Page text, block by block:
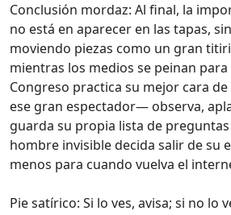
Conclusión mordaz: Al final, la
no está en aparecer en las tapas,
moviendo piezas como un gran
mientras los medios se peinan
Congreso practica su mejor cara
ese gran espectador— observa,
guarda su propia lista de
hombre invisible decida salir de su
menos para cuando vuelva el
Pie satírico: Si lo ves, avisa; si no lo